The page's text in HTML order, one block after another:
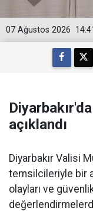
07 Ağustos 2026
açıklandı
Diyarbakır Valisi
temsilcileriyle bir
olayları ve